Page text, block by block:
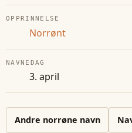
OPPRINNELSE
Norrønt
NAVNEDAG
3. april
Andre norrøne navn